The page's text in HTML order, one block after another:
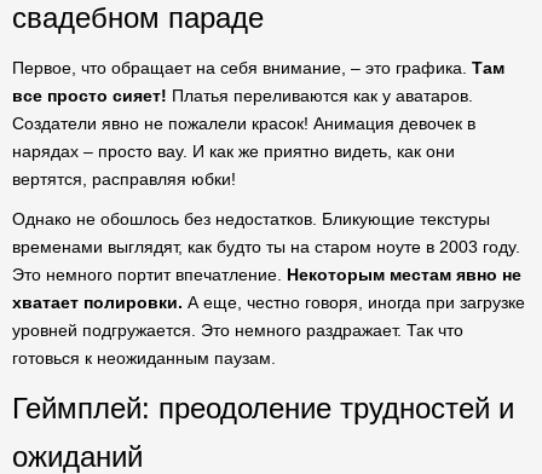
свадебном параде
Первое, что обращает на себя внимание, – это графика. Там
все просто сияет! Платья переливаются как у аватаров.
Создатели явно не пожалели красок! Анимация девочек в
нарядах – просто вау. И как же приятно видеть, как они
вертятся, расправляя юбки!
Однако не обошлось без недостатков. Бликующие текстуры
временами выглядят, как будто ты на старом ноуте в 2003 году.
Это немного портит впечатление. Некоторым местам явно не
хватает полировки. А еще, честно говоря, иногда при загрузке
уровней подгружается. Это немного раздражает. Так что
готовься к неожиданным паузам.
Геймплей: преодоление трудностей и
ожиданий